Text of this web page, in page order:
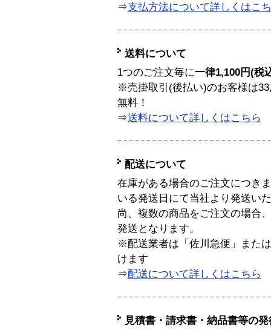
⇒支払方法について詳しくはこ
送料について
1つのご注文毎に一律1,100円(税
※売掛取引(後払い)のお客様は
無料！
⇒送料について詳しくはこちら
配送について
在庫がある場合のご注文につき
いる発送日にて当社より発送い
尚、複数の商品をご注文の場合
発送となります。
※配送業者は「佐川急便」また
けます
⇒配送について詳しくはこちら
見積書・請求書・納品書等の